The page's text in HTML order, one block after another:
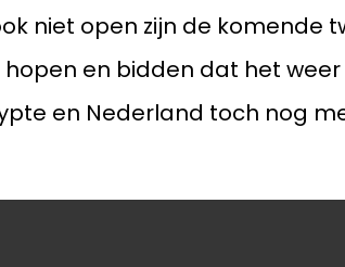
niet open zijn de komende
en bidden dat het
en Nederland toch nog